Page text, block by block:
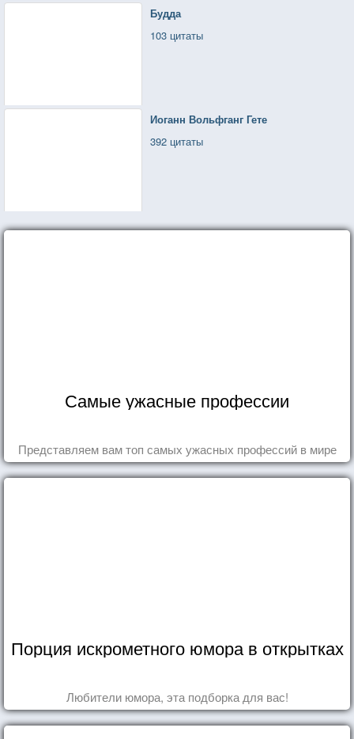
Будда
103 цитаты
Иоганн Вольфганг Гете
392 цитаты
Самые ужасные профессии
Представляем вам топ самых ужасных профессий в мире
Порция искрометного юмора в открытках
Любители юмора, эта подборка для вас!